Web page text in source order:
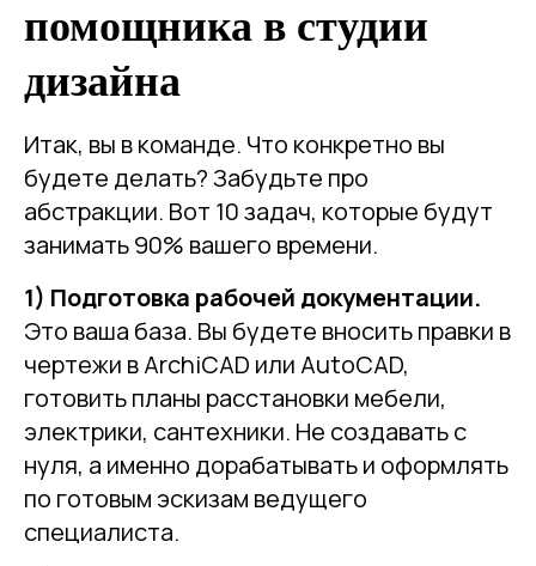
помощника в студии
дизайна
Итак, вы в команде. Что конкретно вы
будете делать? Забудьте про
абстракции. Вот 10 задач, которые будут
занимать 90% вашего времени.
1) Подготовка рабочей документации.
Это ваша база. Вы будете вносить правки в
чертежи в ArchiCAD или AutoCAD,
готовить планы расстановки мебели,
электрики, сантехники. Не создавать с
нуля, а именно дорабатывать и оформлять
по готовым эскизам ведущего
специалиста.